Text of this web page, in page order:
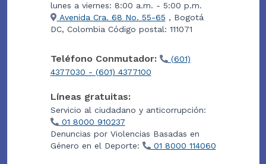
lunes a viernes: 8:00 a.m. - 5:00 p.m.
Avenida Cra. 68 No. 55-65 , Bogotá
DC, Colombia Código postal: 111071
Teléfono Conmutador:
(601)
4377030 - (601) 4377100
Líneas gratuitas:
Servicio al ciudadano y anticorrupción:
01 8000 910237
Denuncias por Violencias Basadas en
Género en el Deporte:
01 8000 114060